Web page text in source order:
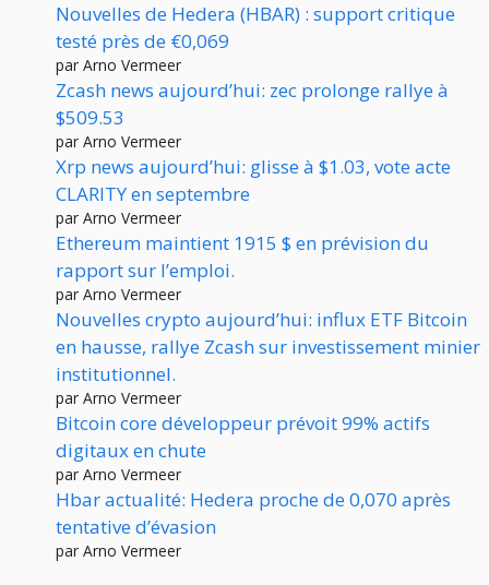
Nouvelles de Hedera (HBAR) : support critique
testé près de €0,069
par Arno Vermeer
Zcash news aujourd’hui: zec prolonge rallye à
$509.53
par Arno Vermeer
Xrp news aujourd’hui: glisse à $1.03, vote acte
CLARITY en septembre
par Arno Vermeer
Ethereum maintient 1915 $ en prévision du
rapport sur l’emploi.
par Arno Vermeer
Nouvelles crypto aujourd’hui: influx ETF Bitcoin
en hausse, rallye Zcash sur investissement minier
institutionnel.
par Arno Vermeer
Bitcoin core développeur prévoit 99% actifs
digitaux en chute
par Arno Vermeer
Hbar actualité: Hedera proche de 0,070 après
tentative d’évasion
par Arno Vermeer